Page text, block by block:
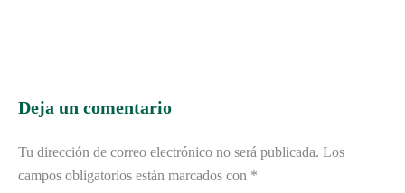
Deja un comentario
Tu dirección de correo electrónico no será publicada. Los
campos obligatorios están marcados con *